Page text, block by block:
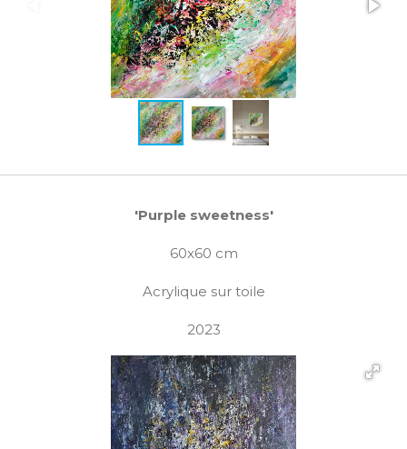
'Purple sweetness'
60x60 cm
Acrylique sur toile
2023